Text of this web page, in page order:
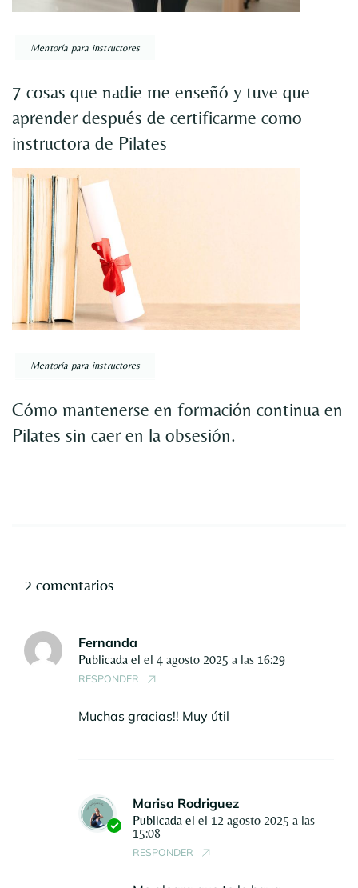
Mentoría para instructores
7 cosas que nadie me enseñó y tuve que
aprender después de certificarme como
instructora de Pilates
Mentoría para instructores
Cómo mantenerse en formación continua en
Pilates sin caer en la obsesión.
2 comentarios
Fernanda
Publicada el el 4 agosto 2025 a las 16:29
RESPONDER
Muchas gracias!! Muy útil
Marisa Rodriguez
Publicada el el 12 agosto 2025 a las
15:08
RESPONDER